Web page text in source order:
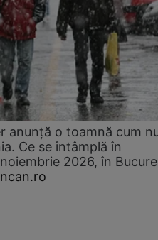
anunță o toamnă cum
Ce se întâmplă în
2026, în